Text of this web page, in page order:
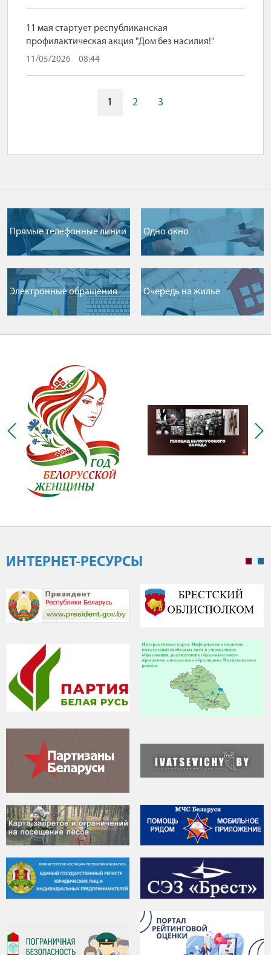
11 мая стартует республиканская
профилактическая акция "Дом без насилия!"
11/05/2026 08:44
1 2 3
Прямые телефонные линии Одно окно
Электронные обращения Очередь на жилье
ИНТЕРНЕТ-РЕСУРСЫ